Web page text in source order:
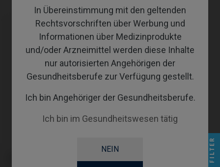
In Übereinstimmung mit den geltenden
Rechtsvorschriften über Werbung und
Informationen über Medizinprodukte
und/oder Arzneimittel werden diese Inhalte
nur autorisierten Angehörigen der
Gesundheitsberufe zur Verfügung gestellt.
Ich bin Angehöriger der Gesundheitsberufe.
Ich bin im Gesundheitswesen tätig
NEIN FILTER